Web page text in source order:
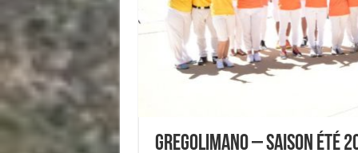
Gregolimano – Saison été